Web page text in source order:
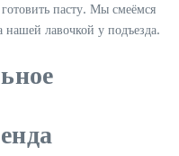
пасту. Мы смеёмся
лавочкой у подъезда.